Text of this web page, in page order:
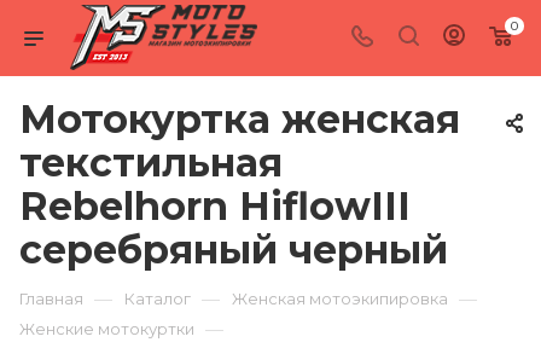
0
Мотокуртка женская
текстильная
Rebelhorn HiflowIII
серебряный черный
Главная — Каталог — Женская мотоэкипировка —
Женские мотокуртки —